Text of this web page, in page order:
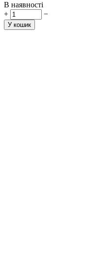
В наявності
+
−
У кошик